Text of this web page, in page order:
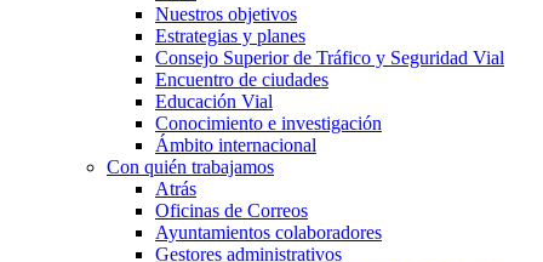
Nuestros objetivos
Estrategias y planes
Consejo Superior de Tráfico y Seguridad Vial
Encuentro de ciudades
Educación Vial
Conocimiento e investigación
Ámbito internacional
Con quién trabajamos
Atrás
Oficinas de Correos
Ayuntamientos colaboradores
Gestores administrativos